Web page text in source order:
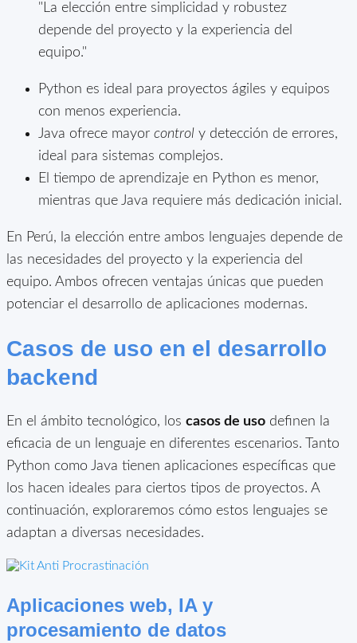
"La elección entre simplicidad y robustez
depende del proyecto y la experiencia del
equipo."
Python es ideal para proyectos ágiles y equipos
con menos experiencia.
Java ofrece mayor control y detección de errores,
ideal para sistemas complejos.
El tiempo de aprendizaje en Python es menor,
mientras que Java requiere más dedicación inicial.
En Perú, la elección entre ambos lenguajes depende de
las necesidades del proyecto y la experiencia del
equipo. Ambos ofrecen ventajas únicas que pueden
potenciar el desarrollo de aplicaciones modernas.
Casos de uso en el desarrollo
backend
En el ámbito tecnológico, los casos de uso definen la
eficacia de un lenguaje en diferentes escenarios. Tanto
Python como Java tienen aplicaciones específicas que
los hacen ideales para ciertos tipos de proyectos. A
continuación, exploraremos cómo estos lenguajes se
adaptan a diversas necesidades.
Aplicaciones web, IA y
procesamiento de datos